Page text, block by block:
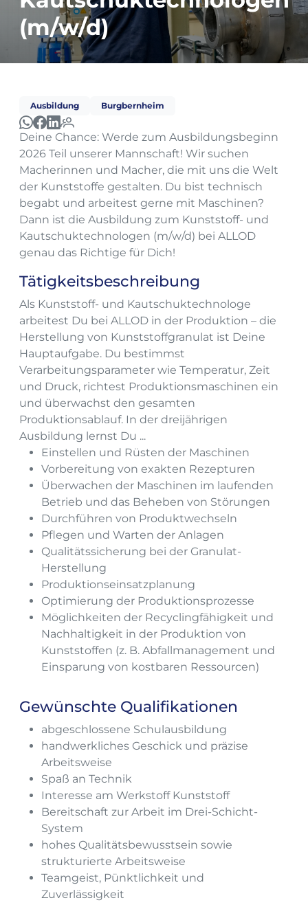
(m/w/d)
Ausbildung Burgbernheim
Deine Chance: Werde zum Ausbildungsbeginn
2026 Teil unserer Mannschaft! Wir suchen
Macherinnen und Macher, die mit uns die Welt
der Kunststoffe gestalten. Du bist technisch
begabt und arbeitest gerne mit Maschinen?
Dann ist die Ausbildung zum Kunststoff- und
Kautschuktechnologen (m/w/d) bei ALLOD
genau das Richtige für Dich!
Tätigkeitsbeschreibung
Als Kunststoff- und Kautschuktechnologe
arbeitest Du bei ALLOD in der Produktion – die
Herstellung von Kunststoffgranulat ist Deine
Hauptaufgabe. Du bestimmst
Verarbeitungsparameter wie Temperatur, Zeit
und Druck, richtest Produktionsmaschinen ein
und überwachst den gesamten
Produktionsablauf. In der dreijährigen
Ausbildung lernst Du ...
Einstellen und Rüsten der Maschinen
Vorbereitung von exakten Rezepturen
Überwachen der Maschinen im laufenden
Betrieb und das Beheben von Störungen
Durchführen von Produktwechseln
Pflegen und Warten der Anlagen
Qualitätssicherung bei der Granulat-
Herstellung
Produktionseinsatzplanung
Optimierung der Produktionsprozesse
Möglichkeiten der Recyclingfähigkeit und
Nachhaltigkeit in der Produktion von
Kunststoffen (z. B. Abfallmanagement und
Einsparung von kostbaren Ressourcen)
Gewünschte Qualifikationen
abgeschlossene Schulausbildung
handwerkliches Geschick und präzise
Arbeitsweise
Spaß an Technik
Interesse am Werkstoff Kunststoff
Bereitschaft zur Arbeit im Drei-Schicht-
System
hohes Qualitätsbewusstsein sowie
strukturierte Arbeitsweise
Teamgeist, Pünktlichkeit und
Zuverlässigkeit